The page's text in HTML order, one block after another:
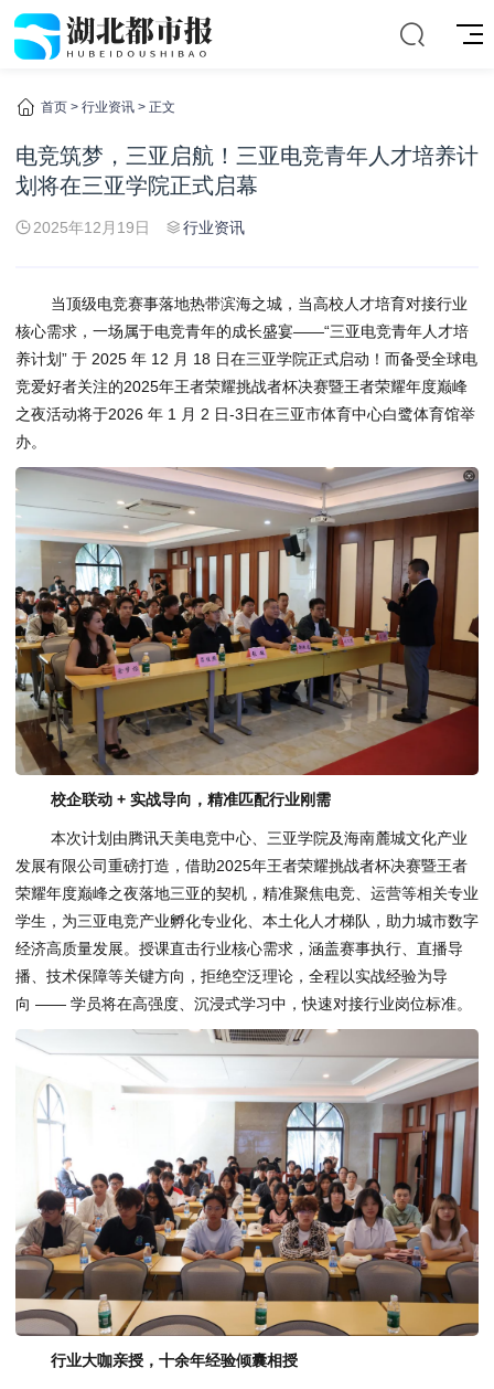
首页 > 行业资讯 > 正文
电竞筑梦，三亚启航！三亚电竞青年人才培养计
划将在三亚学院正式启幕
2025年12月19日 行业资讯
当顶级电竞赛事落地热带滨海之城，当高校人才培育对接行业
核心需求，一场属于电竞青年的成长盛宴——“三亚电竞青年人才培
养计划” 于 2025 年 12 月 18 日在三亚学院正式启动！而备受全球电
竞爱好者关注的2025年王者荣耀挑战者杯决赛暨王者荣耀年度巅峰
之夜活动将于2026 年 1 月 2 日-3日在三亚市体育中心白鹭体育馆举
办。
校企联动 + 实战导向，精准匹配行业刚需
本次计划由腾讯天美电竞中心、三亚学院及海南麓城文化产业
发展有限公司重磅打造，借助2025年王者荣耀挑战者杯决赛暨王者
荣耀年度巅峰之夜落地三亚的契机，精准聚焦电竞、运营等相关专业
学生，为三亚电竞产业孵化专业化、本土化人才梯队，助力城市数字
经济高质量发展。授课直击行业核心需求，涵盖赛事执行、直播导
播、技术保障等关键方向，拒绝空泛理论，全程以实战经验为导
向 —— 学员将在高强度、沉浸式学习中，快速对接行业岗位标准。
行业大咖亲授，十余年经验倾囊相授